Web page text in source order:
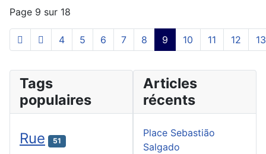
Page 9 sur 18
4 5 6 7 8 9 10 11 12 13
Tags
populaires
Rue 51
Articles
récents
Place Sebastião
Salgado